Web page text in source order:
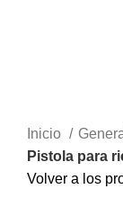
Inicio
Pistola para
Volver a los